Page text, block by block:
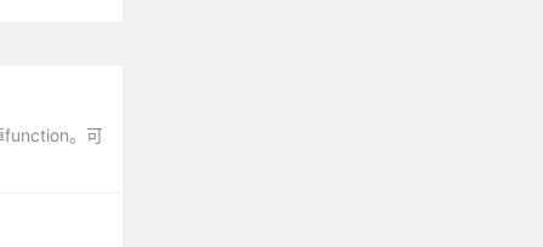
function。可